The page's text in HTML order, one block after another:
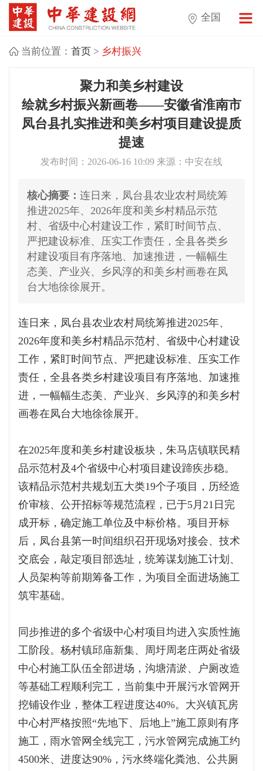
全国
当前位置： 首页> 乡村振兴
聚力和美乡村建设
绘就乡村振兴新画卷——安徽省淮南市
凤台县扎实推进和美乡村项目建设提质
提速
发布时间：2026-06-16 10:09 来源：中安在线
核心摘要： 连日来，凤台县农业农村局统筹
推进2025年、2026年度和美乡村精品示范
村、省级中心村建设工作，紧盯时间节点、
严把建设标准、压实工作责任，全县各类乡
村建设项目有序落地、加速推进，一幅幅生
态美、产业兴、乡风淳的和美乡村画卷在凤
台大地徐徐展开。
连日来，凤台县农业农村局统筹推进2025年、
2026年度和美乡村精品示范村、省级中心村建设
工作，紧盯时间节点、严把建设标准、压实工作
责任，全县各类乡村建设项目有序落地、加速推
进，一幅幅生态美、产业兴、乡风淳的和美乡村
画卷在凤台大地徐徐展开。
在2025年度和美乡村建设板块，朱马店镇联民精
品示范村及4个省级中心村项目建设蹄疾步稳。
该精品示范村共规划五大类19个子项目，历经造
价审核、公开招标等规范流程，已于5月21日完
成开标，确定施工单位及中标价格。项目开标
后，凤台县第一时间组织召开现场对接会、技术
交底会，敲定项目部选址，统筹谋划施工计划、
人员架构等前期筹备工作，为项目全面进场施工
筑牢基础。
同步推进的多个省级中心村项目均进入实质性施
工阶段。杨村镇邱庙新集、周圩周老庄两处省级
中心村施工队伍全部进场，沟塘清淤、户厕改造
等基础工程顺利完工，当前集中开展污水管网开
挖铺设作业，整体工程进度达40%。大兴镇瓦房
中心村严格按照“先地下、后地上”施工原则有序
施工，雨水管网全线完工，污水管网完成施工约
4500米、进度达90%，污水终端化粪池、公共厕